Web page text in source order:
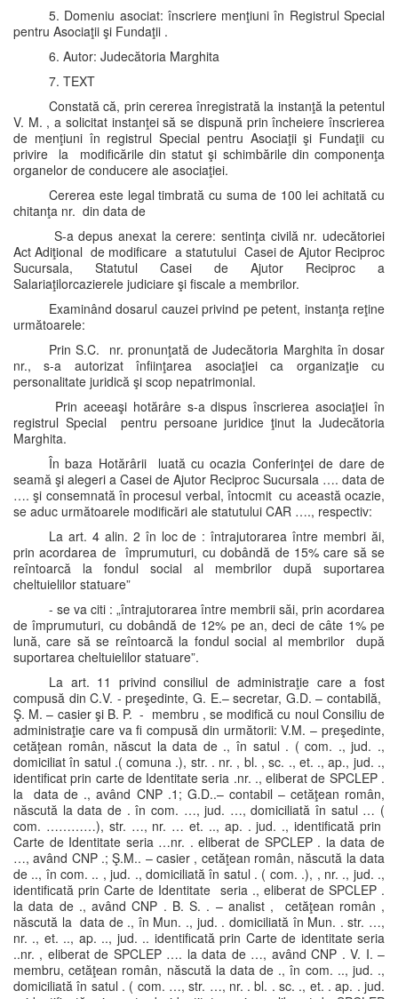
5. Domeniu asociat: înscriere menţiuni în Registrul Special
pentru Asociaţii şi Fundaţii .
6. Autor: Judecătoria Marghita
7. TEXT
Constată că, prin cererea înregistrată la instanţă la petentul
V. M. , a solicitat instanţei să se dispună prin încheiere înscrierea
de menţiuni în registrul Special pentru Asociaţii şi Fundaţii cu
privire la modificările din statut şi schimbările din componenţa
organelor de conducere ale asociaţiei.
Cererea este legal timbrată cu suma de 100 lei achitată cu
chitanţa nr. din data de
S-a depus anexat la cerere: sentinţa civilă nr. udecătoriei
Act Adiţional de modificare a statutului Casei de Ajutor Reciproc
Sucursala, Statutul Casei de Ajutor Reciproc a
Salariaţilorcazierele judiciare şi fiscale a membrilor.
Examinând dosarul cauzei privind pe petent, instanţa reţine
următoarele:
Prin S.C. nr. pronunţată de Judecătoria Marghita în dosar
nr., s-a autorizat înfiinţarea asociaţiei ca organizaţie cu
personalitate juridică şi scop nepatrimonial.
Prin aceeaşi hotărâre s-a dispus înscrierea asociaţiei în
registrul Special pentru persoane juridice ţinut la Judecătoria
Marghita.
În baza Hotărârii luată cu ocazia Conferinţei de dare de
seamă şi alegeri a Casei de Ajutor Reciproc Sucursala …. data de
…. şi consemnată în procesul verbal, întocmit cu această ocazie,
se aduc următoarele modificări ale statutului CAR …., respectiv:
La art. 4 alin. 2 în loc de : întrajutorarea între membri ăi,
prin acordarea de împrumuturi, cu dobândă de 15% care să se
reîntoarcă la fondul social al membrilor după suportarea
cheltuielilor statuare”
- se va citi : „întrajutorarea între membrii săi, prin acordarea
de împrumuturi, cu dobândă de 12% pe an, deci de câte 1% pe
lună, care să se reîntoarcă la fondul social al membrilor după
suportarea cheltuielilor statuare”.
La art. 11 privind consiliul de administraţie care a fost
compusă din C.V. - preşedinte, G. E.– secretar, G.D. – contabilă,
Ş. M. – casier şi B. P. - membru , se modifică cu noul Consiliu de
administraţie care va fi compusă din următorii: V.M. – preşedinte,
cetăţean român, născut la data de ., în satul . ( com. ., jud. .,
domiciliat în satul .( comuna .), str. . nr. , bl. , sc. ., et. ., ap., jud. .,
identificat prin carte de Identitate seria .nr. ., eliberat de SPCLEP .
la data de ., având CNP .1; G.D..– contabil – cetăţean român,
născută la data de . în com. …, jud. …, domiciliată în satul … (
com. …………), str. …, nr. … et. .., ap. . jud. ., identificată prin
Carte de Identitate seria …nr. . eliberat de SPCLEP . la data de
…, având CNP .; Ş.M.. – casier , cetăţean român, născută la data
de .., în com. .. , jud. ., domiciliată în satul . ( com. .), , nr. ., jud. .,
identificată prin Carte de Identitate seria ., eliberat de SPCLEP .
la data de ., având CNP . B. S. . – analist , cetăţean român ,
născută la data de ., în Mun. ., jud. . domiciliată în Mun. . str. …,
nr. ., et. .., ap. .., jud. .. identificată prin Carte de identitate seria
..nr. , eliberat de SPCLEP …. la data de …, având CNP . V. I. –
membru, cetăţean român, născută la data de ., în com. .., jud. .,
domiciliată în satul . ( com. …, str. …, nr. . bl. . sc. ., et. . ap. . jud.